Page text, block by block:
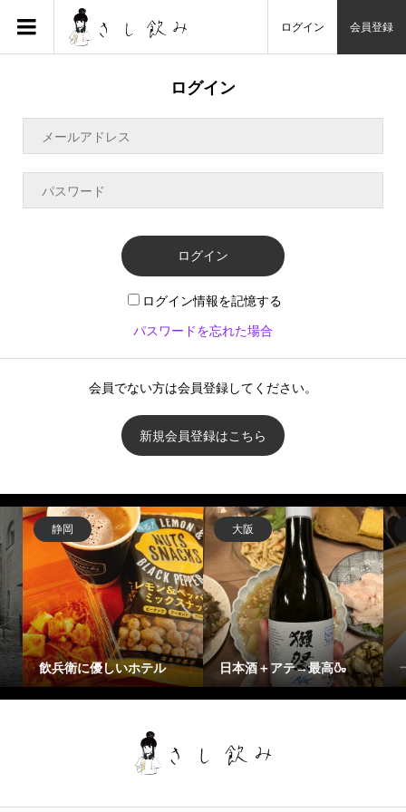
ログイン 会員登録
ログイン
ログイン
ログイン情報を記憶する
パスワードを忘れた場合
会員でない方は会員登録してください。
新規会員登録はこちら
静岡
飲兵衛に優しいホテル
大阪
日本酒＋アテ→最高🍶